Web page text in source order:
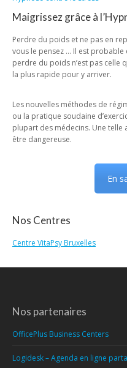
Maigrissez grâce à
Perdre du poids et ne pas en
vous le pensez … Il est probable
perdre du poids n’est pas celle
la plus rapide pour y arriver.
Les nouvelles méthodes de
ou la pratique soudaine
plupart des médecins. Une
être dangereuse.
En
Nos Centres
Centre VitaPsy Bruxelles
Nos partenaires
OfficePlus Business Centers
Logidesk – Agenda en ligne